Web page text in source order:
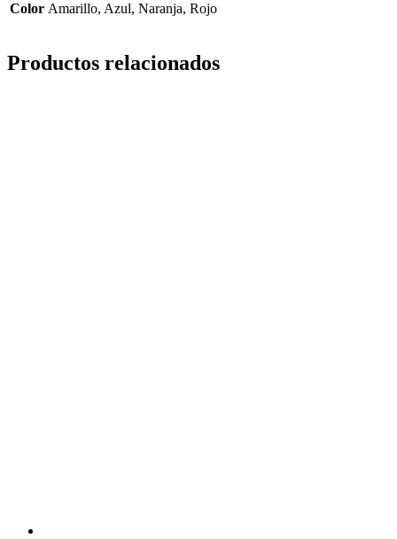
Color Amarillo, Azul, Naranja, Rojo
Productos relacionados